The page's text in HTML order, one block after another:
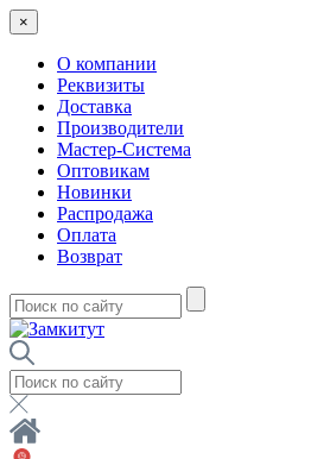
×
О компании
Реквизиты
Доставка
Производители
Мастер-Система
Оптовикам
Новинки
Распродажа
Оплата
Возврат